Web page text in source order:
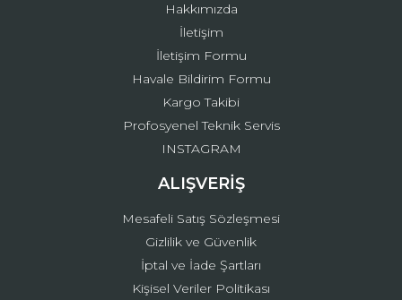
Gönder
Hakkımızda
İletişim
İletişim Formu
Havale Bildirim Formu
Kargo Takibi
Profosyenel Teknik Servis
INSTAGRAM
ALIŞVERİŞ
Mesafeli Satış Sözleşmesi
Gizlilik ve Güvenlik
İptal ve İade Şartları
Kişisel Veriler Politikası